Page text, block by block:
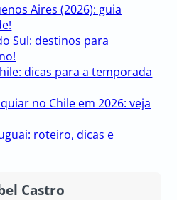
Aires (2026): guia
Sul: destinos para
dicas para a temporada
no Chile em 2026: veja
roteiro, dicas e
Castro